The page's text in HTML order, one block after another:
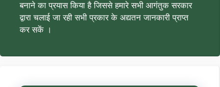
बनाने का प्रयास किया है जिससे हमारे सभी आगंतुक सरकार
द्वारा चलाई जा रही सभी प्रकार के अद्यतन जानकारी प्राप्त
कर सकें ।